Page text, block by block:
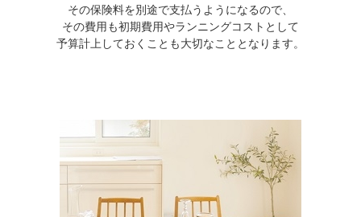
その保険料を別途で支払うようになるので、
その費用も初期費用やランニングコストとして
予算計上しておくことも大切なこととなります。